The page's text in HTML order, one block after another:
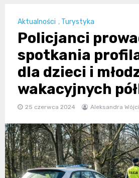
Aktualności , Turystyka
Policjanci
spotkania
dla dzieci i
wakacyjnych
25 czerwca 2024 Aleksandra